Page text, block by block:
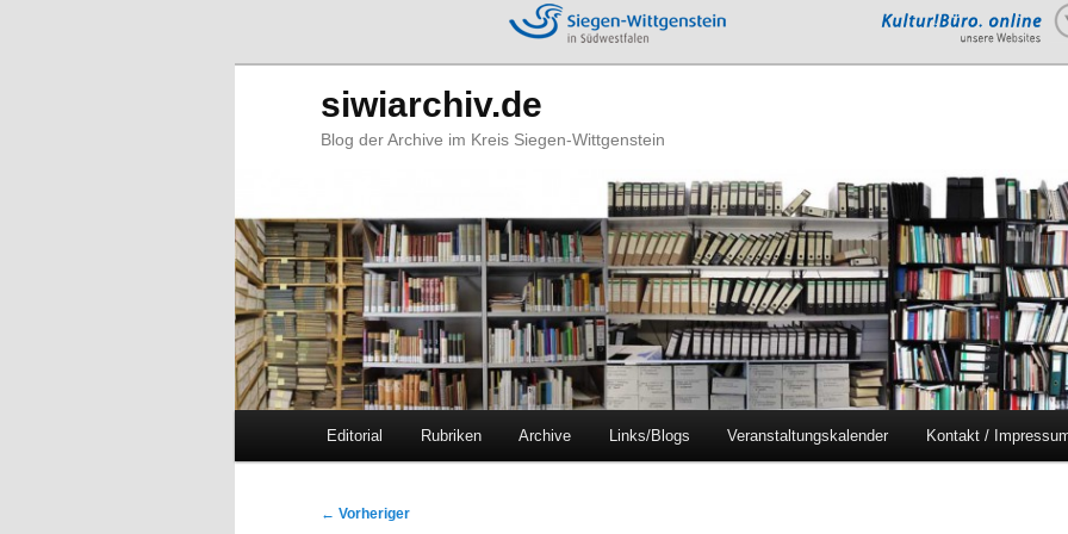
siwiarchiv.de
Blog der Archive im Kreis Siegen-Wittgenstein
Zum
Zum
Editorial Rubriken Archive Links/Blogs Veranstaltungskalender Kontakt /
Beitragsnavigation
← Vorheriger